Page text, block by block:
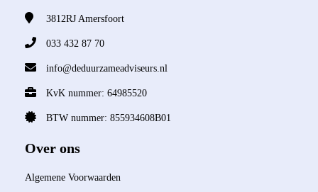
3812RJ Amersfoort
033 432 87 70
info@deduurzameadviseurs.nl
KvK nummer: 64985520
BTW nummer: 855934608B01
Over ons
Algemene Voorwaarden